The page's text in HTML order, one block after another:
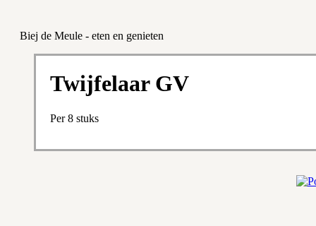
Biej de Meule - eten en genieten
Twijfelaar GV
Per 8 stuks